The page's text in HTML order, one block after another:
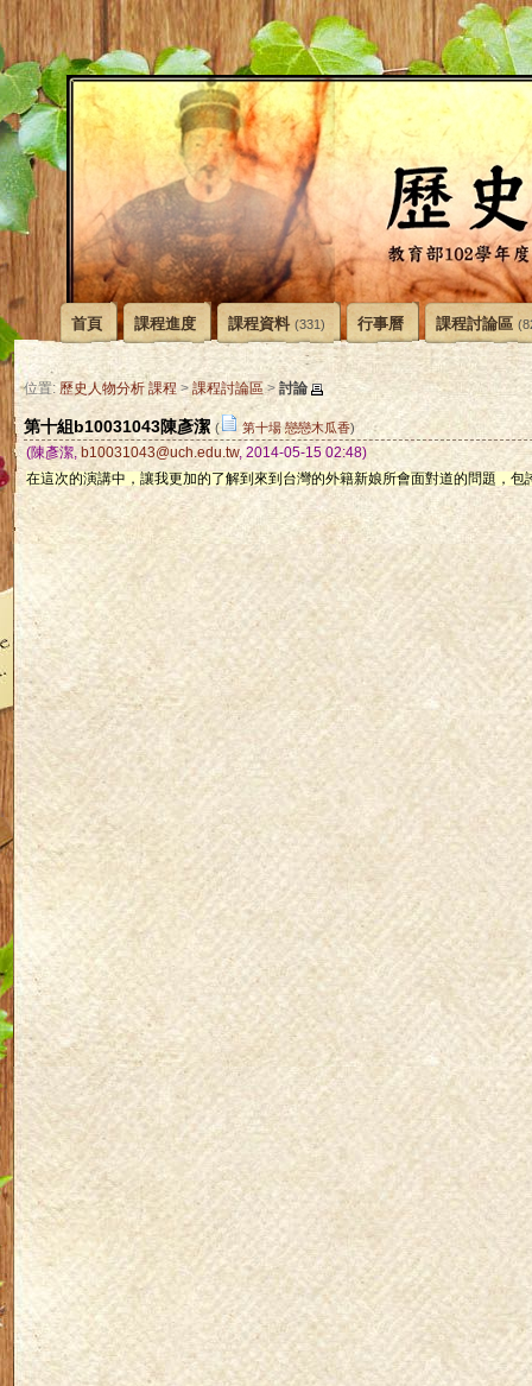
首頁 課程進度 課程資料 (331) 行事曆 課程討論區
位置:歷史人物分析 課程 > 課程討論區> 討論
第十組b10031043陳彥潔 ( 第十場 戀戀木瓜香)
(陳彥潔, b10031043@uch.edu.tw, 2014-05-15 02:48)
在這次的演講中，讓我更加的了解到來到台灣的外籍新娘所會面對道的問題，